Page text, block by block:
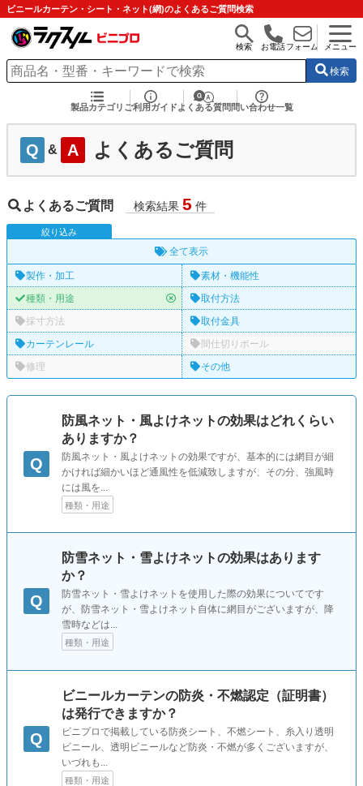
ビニールカーテン・シート・ネット(網)のよくあるご質問検索
検索 お電話フォーム メニュー
検索
製品カテゴリ ご利用ガイド よくある質問 問い合わせ一覧
Q & A よくあるご質問
よくあるご質問 検索結果 5 件
絞り込み
全て表示
製作・加工
素材・機能性
種類・用途
取付方法
採寸方法
取付金具
カーテンレール
間仕切りポール
修理
その他
Q
防風ネット・風よけネットの効果はどれくらい
ありますか？
防風ネット・風よけネットの効果ですが、基本的には網目が細
かければ細かいほど通風性を低減致しますが、その分、強風時
には風を...
種類・用途
Q
防雪ネット・雪よけネットの効果はあります
か？
防雪ネット・雪よけネットを使用した際の効果についてです
が、防雪ネット・雪よけネット自体に網目がございますが、降
雪時などは...
種類・用途
Q
ビニールカーテンの防炎・不燃認定（証明書）
は発行できますか？
ビニプロで掲載している防炎シート、不燃シート、糸入り透明
ビニール、透明ビニールなど防炎・不燃が多くございますが、
いづれも...
種類・用途